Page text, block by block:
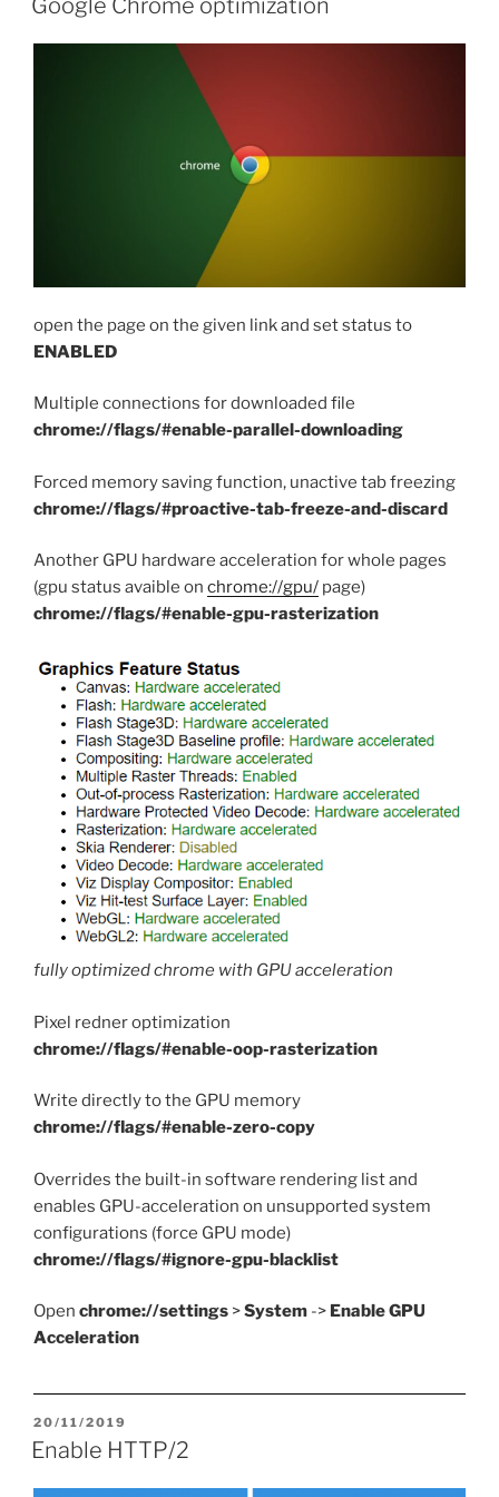
zdjęcia
materiały”
Google Chrome optimization
open the page on the given link and set status to
ENABLED
Multiple connections for downloaded file
chrome://flags/#enable-parallel-downloading
Forced memory saving function, unactive tab freezing
chrome://flags/#proactive-tab-freeze-and-discard
Another GPU hardware acceleration for whole pages
(gpu status avaible on chrome://gpu/ page)
chrome://flags/#enable-gpu-rasterization
fully optimized chrome with GPU acceleration
Pixel redner optimization
chrome://flags/#enable-oop-rasterization
Write directly to the GPU memory
chrome://flags/#enable-zero-copy
Overrides the built-in software rendering list and
enables GPU-acceleration on unsupported system
configurations (force GPU mode)
chrome://flags/#ignore-gpu-blacklist
Open chrome://settings >System -> Enable GPU
Acceleration
OPUBLIKOWANE
W
20/11/2019
Enable HTTP/2